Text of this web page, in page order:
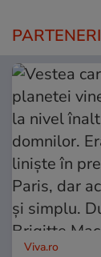
PARTENERI
Viva.ro